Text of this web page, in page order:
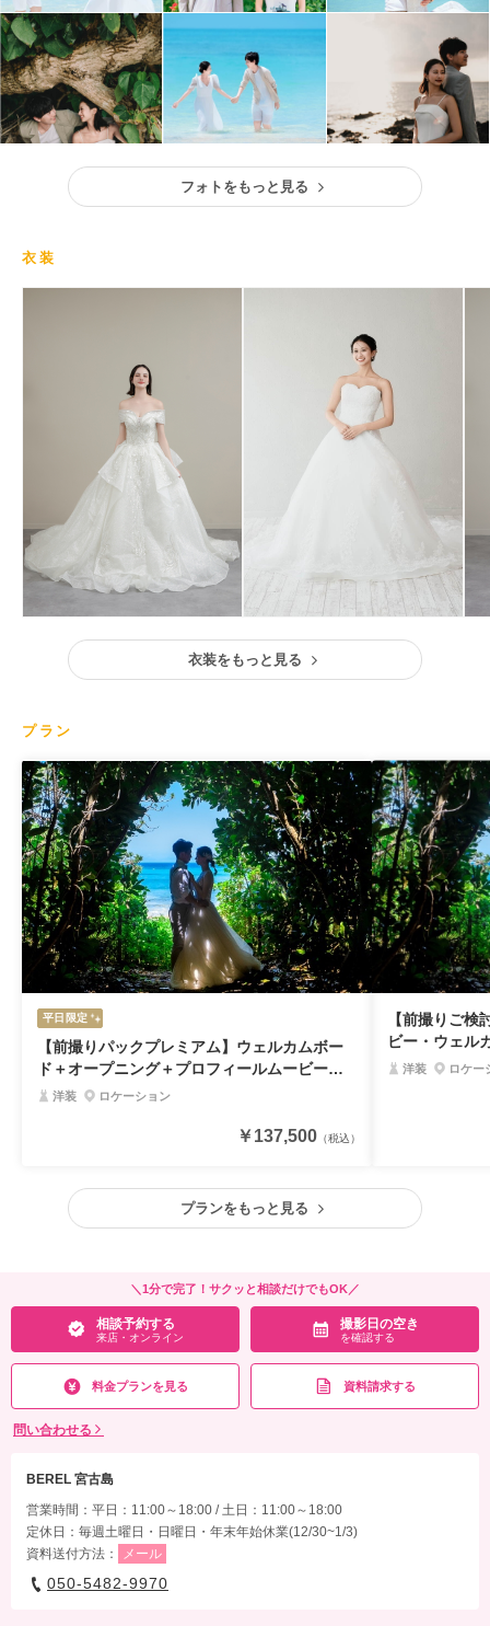
フォトをもっと見る
衣装
衣装をもっと見る
プラン
平日限定
【前撮りパックプレミアム】ウェルカムボー
ド＋オープニング＋プロフィールムービー付
き特別プラン
洋装 ロケーション
￥137,500 （税込）
【前撮りご検
ビー・ウェル
洋装 ロケー
プランをもっと見る
＼1分で完了！サクッと相談だけでもOK／
相談予約する
来店・オンライン
撮影日の空き
を確認する
料金プランを見る 資料請求する
問い合わせる
BEREL 宮古島
営業時間：平日：11:00～18:00 / 土日：11:00～18:00
定休日：毎週土曜日・日曜日・年末年始休業(12/30~1/3)
資料送付方法：
メール
050-5482-9970